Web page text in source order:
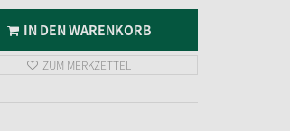
IN DEN WARENKORB
ZUM MERKZETTEL